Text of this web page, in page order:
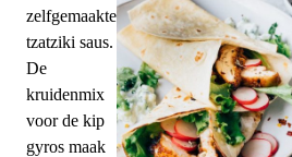
zelfgemaakte
tzatziki saus.
De
kruidenmix
voor de kip
gyros maak